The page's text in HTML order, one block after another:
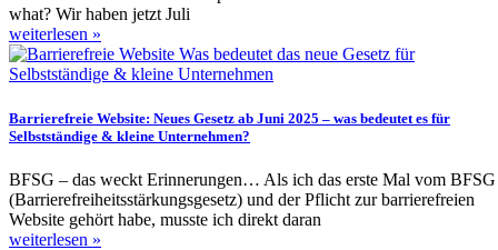
what? Wir haben jetzt Juli
weiterlesen »
Barrierefreie Website: Neues Gesetz ab Juni 2025 – was bedeutet es für
Selbstständige & kleine Unternehmen?
BFSG – das weckt Erinnerungen… Als ich das erste Mal vom BFSG
(Barrierefreiheitsstärkungsgesetz) und der Pflicht zur barrierefreien
Website gehört habe, musste ich direkt daran
weiterlesen »